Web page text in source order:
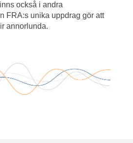
också i andra
FRA:s unika uppdrag gör att
annorlunda.